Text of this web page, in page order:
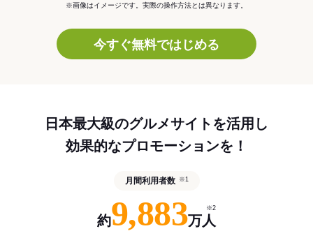
※画像はイメージです。実際の操作方法とは異なります。
今すぐ無料ではじめる
日本最大級のグルメサイトを活用し
効果的なプロモーションを！
月間利用者数 ※1
約9,883万人
※2